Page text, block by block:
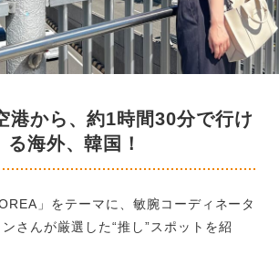
港から、約1時間30分で行け
る海外、韓国！
」をテーマに、敏腕コーディネータ
さんが厳選した“推し”スポットを紹